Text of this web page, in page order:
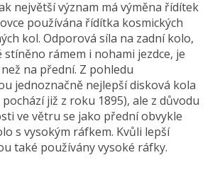
největší význam má výměna řídítek
používána řídítka kosmických
kol. Odporová síla na zadní kolo,
stíněno rámem i nohami jezdce, je
na přední. Z pohledu
jednoznačně nejlepší disková kola
již z roku 1895), ale z důvodu
ve větru se jako přední obvykle
s vysokým ráfkem. Kvůli lepší
také používány vysoké ráfky.